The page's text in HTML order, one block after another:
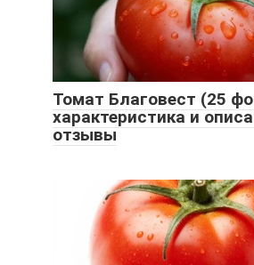
Томат Благовест (25
характеристика и
отзывы